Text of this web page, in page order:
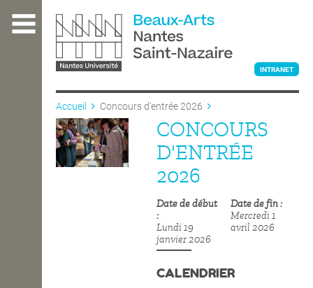
contenu
L'ÉCOLE
INTRANET
Accueil Concours d'entrée 2026
CONCOURS
D'ENTRÉE
2026
Date de début
Lundi 19
janvier 2026
Date de fin
Mercredi 1
avril 2026
CALENDRIER